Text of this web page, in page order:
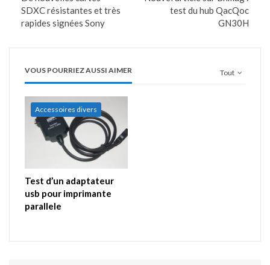
SDXC résistantes et très
rapides signées Sony
test du hub QacQoc
GN30H
Tout
VOUS POURRIEZ AUSSI AIMER
Accessoires divers
Test d’un adaptateur
usb pour imprimante
parallele